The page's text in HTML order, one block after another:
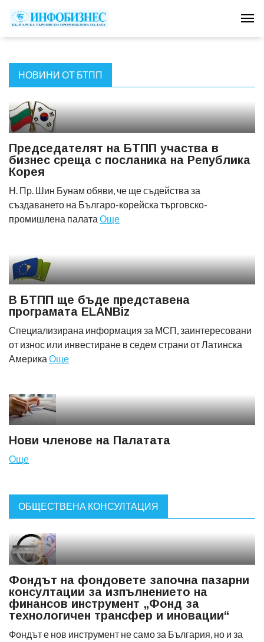
НОВИНИ ОТ БТПП
Председателят на БТПП участва в
бизнес среща с посланика на Република
Корея
Н. Пр. Шин Бунам обяви, че ще съдейства за
създаването на Българо-корейска търговско-
промишлена палата Още
В БТПП ще бъде представена
програмата ELANBiz
Специализирана информация за МСП, заинтересовани
от износ или инвестиране в седем страни от Латинска
Америка Още
Нови членове на Палатата
Още
ОБЩЕСТВЕНА КОНСУЛТАЦИЯ
Фондът на фондовете започна пазарни
консултации за изпълнението на
финансов инструмент „Фонд за
технологичен трансфер и иновации“
Фондът е нов инструмент не само за България, но и за